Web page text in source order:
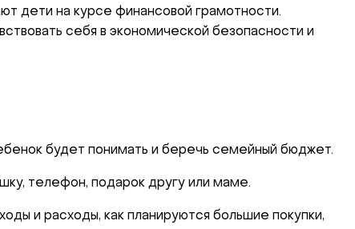
дети на курсе финансовой грамотности.
себя в экономической безопасности и
будет понимать и беречь семейный бюджет.
телефон, подарок другу или маме.
и расходы, как планируются большие покупки,